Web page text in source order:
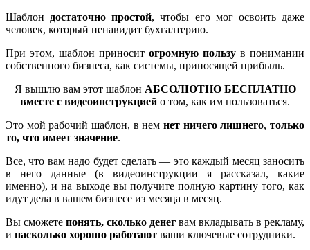
Шаблон достаточно простой, чтобы его мог освоить даже
человек, который ненавидит бухгалтерию.
При этом, шаблон приносит огромную пользу в понимании
собственного бизнеса, как системы, приносящей прибыль.
Я вышлю вам этот шаблон АБСОЛЮТНО БЕСПЛАТНО
вместе с видеоинструкцией о том, как им пользоваться.
Это мой рабочий шаблон, в нем нет ничего лишнего,только
то, что имеет значение.
Все, что вам надо будет сделать — это каждый месяц заносить
в него данные (в видеоинструкции я рассказал, какие
именно), и на выходе вы получите полную картину того, как
идут дела в вашем бизнесе из месяца в месяц.
Вы сможете понять, сколько денег вам вкладывать в рекламу,
и насколько хорошо работают ваши ключевые сотрудники.